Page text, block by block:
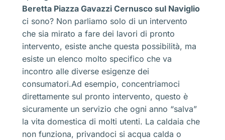
Beretta Piazza Gavazzi Cernusco sul Naviglio
ci sono? Non parliamo solo di un intervento
che sia mirato a fare dei lavori di pronto
intervento, esiste anche questa possibilità, ma
esiste un elenco molto specifico che va
incontro alle diverse esigenze dei
consumatori.Ad esempio, concentriamoci
direttamente sul pronto intervento, questo è
sicuramente un servizio che ogni anno “salva”
la vita domestica di molti utenti. La caldaia che
non funziona, privandoci si acqua calda o